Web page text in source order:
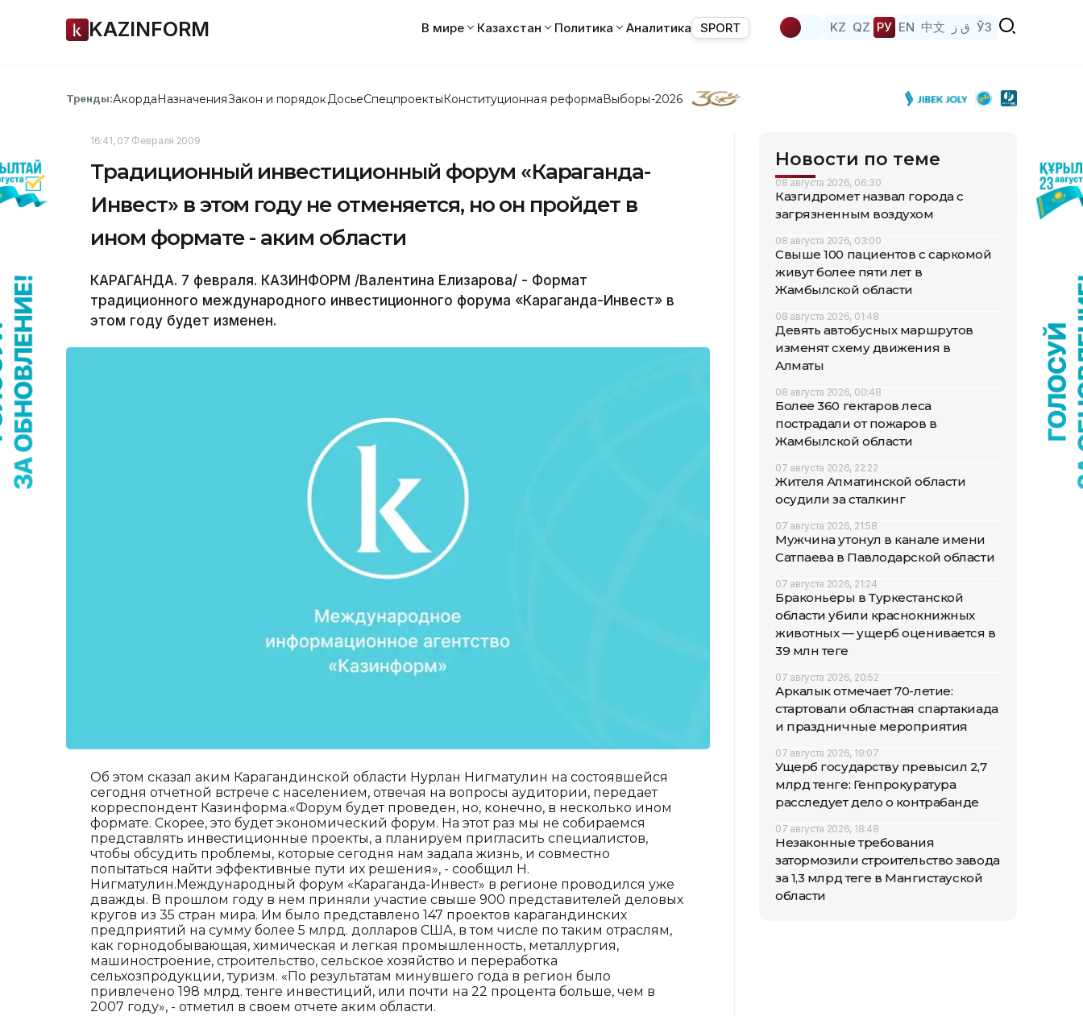
KAZINFORM В мире Казахстан Политика Аналитика SPORT KZ QZ РУ EN 中文 ق ز ЎЗ
Тренды:АкордаНазначенияЗакон и порядок ДосьеСпецпроектыКонституционная реформаВыборы-2026
16:41, 07 Февраля 2009
Традиционный инвестиционный форум «Караганда-
Инвест» в этом году не отменяется, но он пройдет в
ином формате - аким области
КАРАГАНДА. 7 февраля. КАЗИНФОРМ /Валентина Елизарова/ - Формат
традиционного международного инвестиционного форума «Караганда-Инвест» в
этом году будет изменен.
Об этом сказал аким Карагандинской области Нурлан Нигматулин на состоявшейся
сегодня отчетной встрече с населением, отвечая на вопросы аудитории, передает
корреспондент Казинформа.«Форум будет проведен, но, конечно, в несколько ином
формате. Скорее, это будет экономический форум. На этот раз мы не собираемся
представлять инвестиционные проекты, а планируем пригласить специалистов,
чтобы обсудить проблемы, которые сегодня нам задала жизнь, и совместно
попытаться найти эффективные пути их решения», - сообщил Н.
Нигматулин.Международный форум «Караганда-Инвест» в регионе проводился уже
дважды. В прошлом году в нем приняли участие свыше 900 представителей деловых
кругов из 35 стран мира. Им было представлено 147 проектов карагандинских
предприятий на сумму более 5 млрд. долларов США, в том числе по таким отраслям,
как горнодобывающая, химическая и легкая промышленность, металлургия,
машиностроение, строительство, сельское хозяйство и переработка
сельхозпродукции, туризм. «По результатам минувшего года в регион было
привлечено 198 млрд. тенге инвестиций, или почти на 22 процента больше, чем в
2007 году», - отметил в своем отчете аким области.
Новости по теме
08 августа 2026, 06:30
Казгидромет назвал города с
загрязненным воздухом
08 августа 2026, 03:00
Свыше 100 пациентов с саркомой
живут более пяти лет в
Жамбылской области
08 августа 2026, 01:48
Девять автобусных маршрутов
изменят схему движения в
Алматы
08 августа 2026, 00:48
Более 360 гектаров леса
пострадали от пожаров в
Жамбылской области
07 августа 2026, 22:22
Жителя Алматинской области
осудили за сталкинг
07 августа 2026, 21:58
Мужчина утонул в канале имени
Сатпаева в Павлодарской области
07 августа 2026, 21:24
Браконьеры в Туркестанской
области убили краснокнижных
животных — ущерб оценивается в
39 млн теңге
07 августа 2026, 20:52
Аркалык отмечает 70-летие:
стартовали областная спартакиада
и праздничные мероприятия
07 августа 2026, 19:07
Ущерб государству превысил 2,7
млрд тенге: Генпрокуратура
расследует дело о контрабанде
07 августа 2026, 18:48
Незаконные требования
затормозили строительство завода
за 1,3 млрд теңге в Мангистауской
области